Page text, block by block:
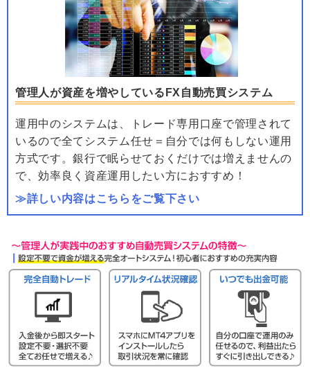
管理人が資産を増やしているFX自動売買システム
運用中のシステムは、トレード専用口座で管理されて
いるので全てシステム任せ＝自分では何もしない運用
方式です。銀行で眠らせておくだけでは増えませんの
で、効率良く資産運用したい方におすすめ！
≫詳しい内容はこちらをご覧下さい